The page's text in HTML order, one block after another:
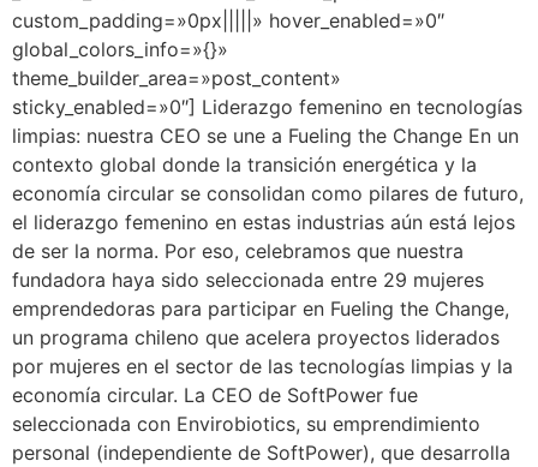
custom_padding=»0px|||||» hover_enabled=»0″
global_colors_info=»{}»
theme_builder_area=»post_content»
sticky_enabled=»0″] Liderazgo femenino en tecnologías
limpias: nuestra CEO se une a Fueling the Change En un
contexto global donde la transición energética y la
economía circular se consolidan como pilares de futuro,
el liderazgo femenino en estas industrias aún está lejos
de ser la norma. Por eso, celebramos que nuestra
fundadora haya sido seleccionada entre 29 mujeres
emprendedoras para participar en Fueling the Change,
un programa chileno que acelera proyectos liderados
por mujeres en el sector de las tecnologías limpias y la
economía circular. La CEO de SoftPower fue
seleccionada con Envirobiotics, su emprendimiento
personal (independiente de SoftPower), que desarrolla